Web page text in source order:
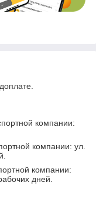
компании:
компании: ул.
компании:
дней.